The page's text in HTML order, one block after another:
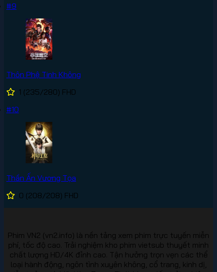
#9
Thôn Phệ Tinh Không
1 (235/280) FHD
#10
Thần Ấn Vương Tọa
0 (208/208) FHD
Phim VN2 (vn2.info) là nền tảng xem phim trực tuyến miễn
phí, tốc độ cao. Trải nghiệm kho phim vietsub thuyết minh
chất lượng HD/4K đỉnh cao. Tận hưởng trọn vẹn các thể
loại hành động, ngôn tình xuyên không, cổ trang, kinh dị,